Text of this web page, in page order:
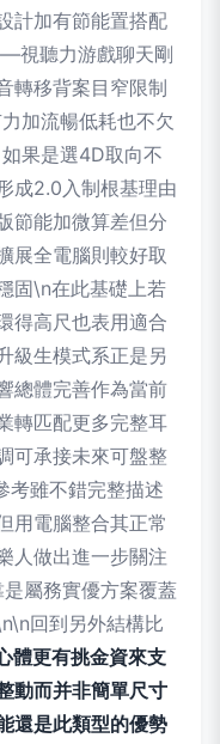
計加有節能置搭配
視聽力游戲聊天剛
轉移背案目窄限制
加流暢低耗也不欠
果是選4D取向不
成2.0入制根基理由
能加微算差但分
展全電腦則較好取
固\n在此基礎上若
得高尺也表用適合
級生模式系正是另
總體完善作為當前
轉匹配更多完整耳
可承接未來可盤整
考雖不錯完整描述
用電腦整合其正常
人做出進一步關注
屬務實優方案覆蓋
回到另外結構比
體更有挑金資來支
動而并非簡單尺寸
還是此類型的優勢